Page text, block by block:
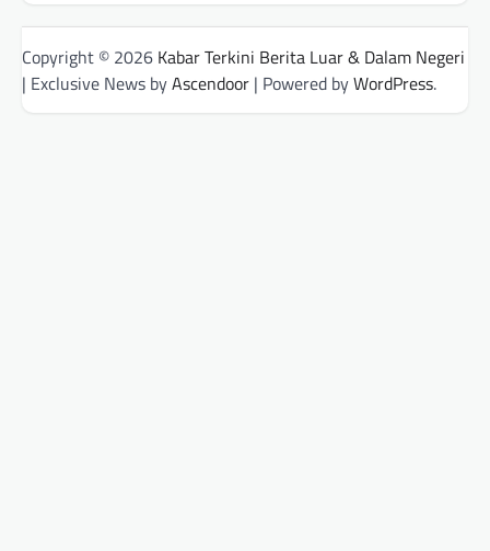
Copyright © 2026 Kabar Terkini Berita Luar & Dalam Negeri
| Exclusive News byAscendoor | Powered byWordPress.